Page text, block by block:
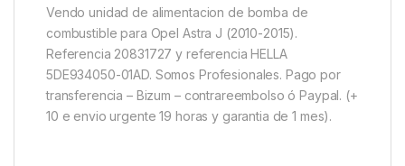
Vendo unidad de alimentacion de bomba de
combustible para Opel Astra J (2010-2015).
Referencia 20831727 y referencia HELLA
5DE934050-01AD. Somos Profesionales. Pago por
transferencia – Bizum – contrareembolso ó Paypal. (+
10 e envio urgente 19 horas y garantia de 1 mes).